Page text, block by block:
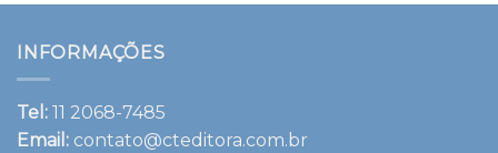
INFORMAÇÕES
Tel: 11 2068-7485
Email: contato@cteditora.com.br